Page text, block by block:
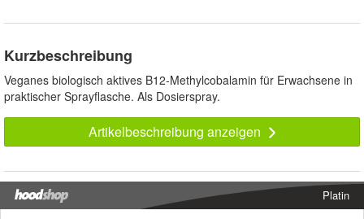
Kurzbeschreibung
Veganes biologisch aktives B12-Methylcobalamin für Erwachsene in
praktischer Sprayflasche. Als Dosierspray.
Artikelbeschreibung anzeigen
Platin